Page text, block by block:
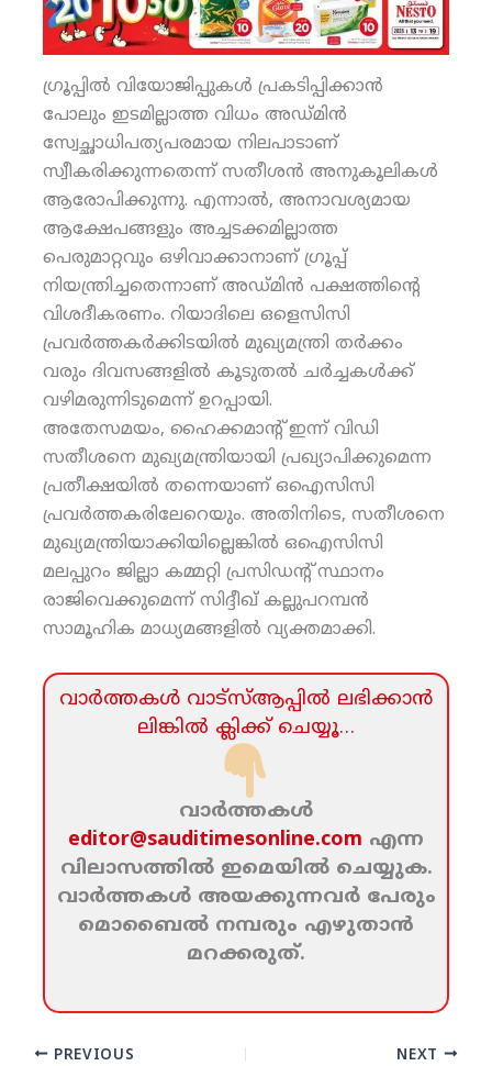
ഗ്രൂപ്പില്‍ വിയോജിപ്പുകള്‍ പ്രകടിപ്പിക്കാന്‍
പോലും ഇടമില്ലാത്ത വിധം അഡ്മിന്‍
സ്വേച്ഛാധിപത്യപരമായ നിലപാടാണ്
സ്വീകരിക്കുന്നതെന്ന് സതീശന്‍ അനുകൂലികള്‍
ആരോപിക്കുന്നു. എന്നാല്‍, അനാവശ്യമായ
ആക്ഷേപങ്ങളും അച്ചടക്കമില്ലാത്ത
പെരുമാറ്റവും ഒഴിവാക്കാനാണ് ഗ്രൂപ്പ്
നിയന്ത്രിച്ചതെന്നാണ് അഡ്മിന്‍ പക്ഷത്തിന്റെ
വിശദീകരണം. റിയാദിലെ ഒളെസിസി
പ്രവര്‍ത്തകര്‍ക്കിടയില്‍ മുഖ്യമന്ത്രി തര്‍ക്കം
വരും ദിവസങ്ങളില്‍ കൂടുതല്‍ ചര്‍ച്ചകള്‍ക്ക്
വഴിമരുന്നിടുമെന്ന് ഉറപ്പായി.
അതേസമയം, ഹൈക്കമാന്റ് ഇന്ന് വിഡി
സതീശനെ മുഖ്യമന്ത്രിയായി പ്രഖ്യാപിക്കുമെന്ന
പ്രതീക്ഷയില്‍ തന്നെയാണ് ഒഐസിസി
പ്രവര്‍ത്തകരിലേറെയും. അതിനിടെ, സതീശനെ
മുഖ്യമന്ത്രിയാക്കിയില്ലെങ്കില്‍ ഒഐസിസി
മലപ്പുറം ജില്ലാ കമ്മറ്റി പ്രസിഡന്റ് സ്ഥാനം
രാജിവെക്കുമെന്ന് സിദ്ദീഖ് കല്ലുപറമ്പന്‍
സാമൂഹിക മാധ്യമങ്ങളില്‍ വ്യക്തമാക്കി.
വാര്‍ത്തകള്‍ വാട്‌സ്‌ആപ്പില്‍ ലഭിക്കാന്‍
ലിങ്കില്‍ ക്ലിക്ക്‌ ചെയ്യൂ…
വാര്‍ത്തകള്‍
editor@sauditimesonline.com എന്ന
വിലാസത്തില്‍ ഇമെയില്‍ ചെയ്യുക.
വാര്‍ത്തകള്‍ അയക്കുന്നവര്‍ പേരും
മൊബൈല്‍ നമ്പരും എഴുതാന്‍
മറക്കരുത്‌.
PREVIOUS NEXT